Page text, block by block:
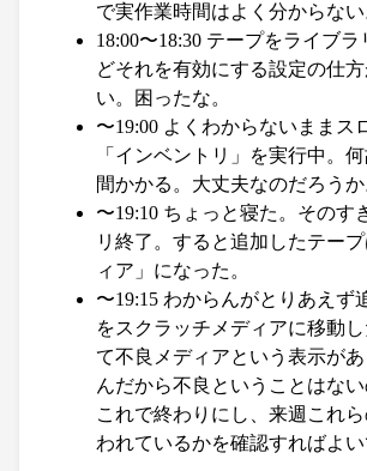
で実作業時間はよく分からない
18:00〜18:30 テープをライブ
どそれを有効にする設定の仕
い。困ったな。
〜19:00 よくわからないままス
「インベントリ」を実行中。
間かかる。大丈夫なのだろうか
〜19:10 ちょっと寝た。そのす
リ終了。すると追加したテー
ィア」になった。
〜19:15 わからんがとりあえず
をスクラッチメディアに移動
て不良メディアという表示が
んだから不良ということはな
これで終わりにし、来週これ
われているかを確認すればよい